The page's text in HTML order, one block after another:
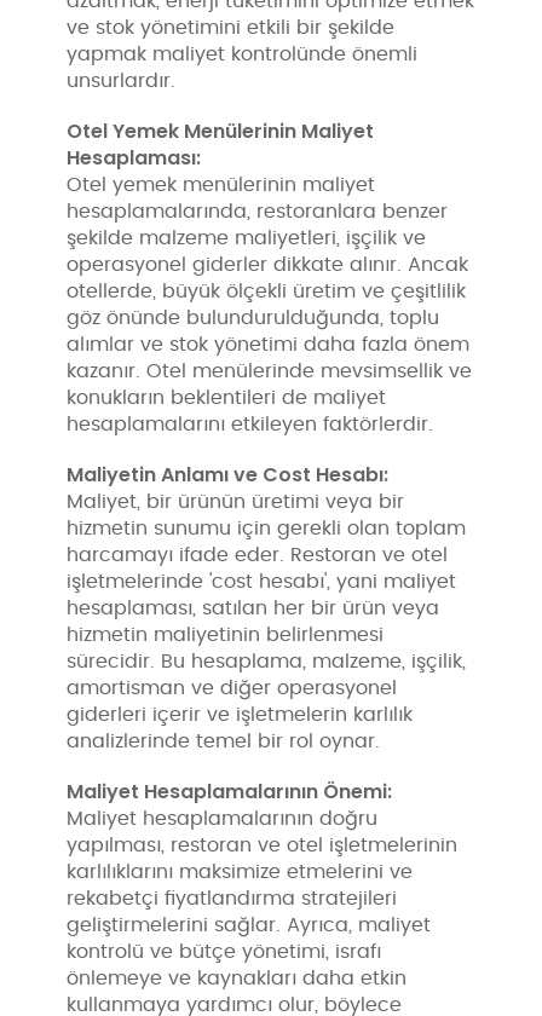
ve stok yönetimini etkili bir şekilde
yapmak maliyet kontrolünde önemli
unsurlardır.
Otel Yemek Menülerinin Maliyet
Hesaplaması:
Otel yemek menülerinin maliyet
hesaplamalarında, restoranlara benzer
şekilde malzeme maliyetleri, işçilik ve
operasyonel giderler dikkate alınır. Ancak
otellerde, büyük ölçekli üretim ve çeşitlilik
göz önünde bulundurulduğunda, toplu
alımlar ve stok yönetimi daha fazla önem
kazanır. Otel menülerinde mevsimsellik ve
konukların beklentileri de maliyet
hesaplamalarını etkileyen faktörlerdir.
Maliyetin Anlamı ve Cost Hesabı:
Maliyet, bir ürünün üretimi veya bir
hizmetin sunumu için gerekli olan toplam
harcamayı ifade eder. Restoran ve otel
işletmelerinde 'cost hesabı', yani maliyet
hesaplaması, satılan her bir ürün veya
hizmetin maliyetinin belirlenmesi
sürecidir. Bu hesaplama, malzeme, işçilik,
amortisman ve diğer operasyonel
giderleri içerir ve işletmelerin karlılık
analizlerinde temel bir rol oynar.
Maliyet Hesaplamalarının Önemi:
Maliyet hesaplamalarının doğru
yapılması, restoran ve otel işletmelerinin
karlılıklarını maksimize etmelerini ve
rekabetçi fiyatlandırma stratejileri
geliştirmelerini sağlar. Ayrıca, maliyet
kontrolü ve bütçe yönetimi, israfı
önlemeye ve kaynakları daha etkin
kullanmaya yardımcı olur, böylece